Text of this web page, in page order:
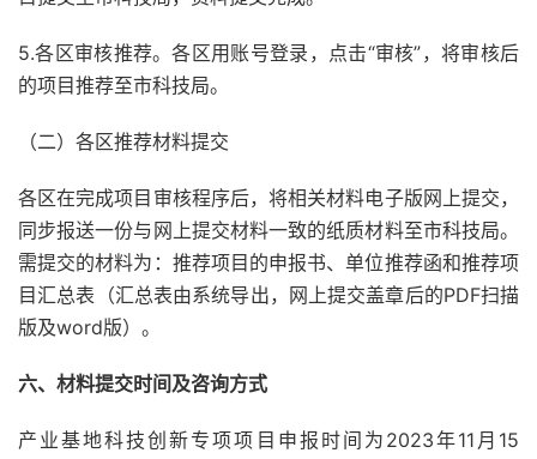
5.各区审核推荐。各区用账号登录，点击“审核”，将审核后
的项目推荐至市科技局。
（二）各区推荐材料提交
各区在完成项目审核程序后，将相关材料电子版网上提交，
同步报送一份与网上提交材料一致的纸质材料至市科技局。
需提交的材料为：推荐项目的申报书、单位推荐函和推荐项
目汇总表（汇总表由系统导出，网上提交盖章后的PDF扫描
版及word版）。
六、材料提交时间及咨询方式
产业基地科技创新专项项目申报时间为2023年11月15